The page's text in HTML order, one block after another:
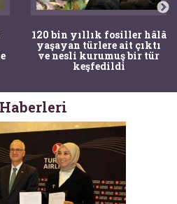
120 bin yıllık fosiller hâlâ
yaşayan türlere ait çıktı
ve nesli kurumuş bir tür
keşfedildi